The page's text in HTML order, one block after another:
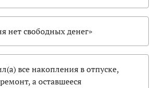
нет свободных денег»
все накопления в отпуске,
а оставшееся